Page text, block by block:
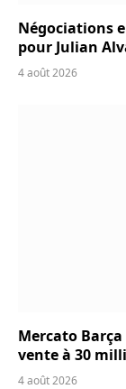
Négociations
pour Julian
4 août 2026
Mercato
vente à 30
4 août 2026